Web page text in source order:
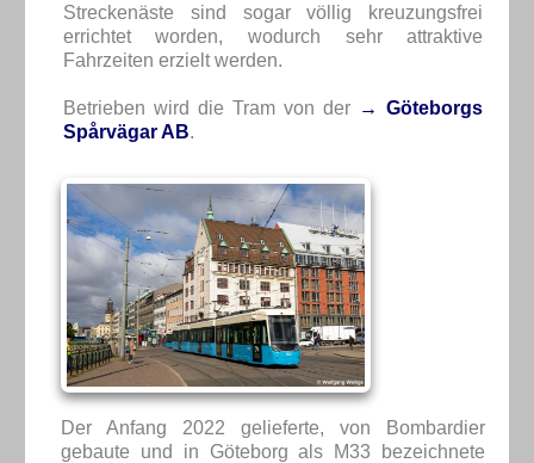
Streckenäste sind sogar völlig kreuzungsfrei
errichtet worden, wodurch sehr attraktive
Fahrzeiten erzielt werden.
Betrieben wird die Tram von der → Göteborgs
Spårvägar AB.
Der Anfang 2022 gelieferte, von Bombardier
gebaute und in Göteborg als M33 bezeichnete